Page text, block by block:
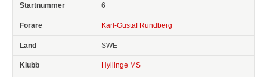
6
Karl-Gustaf Rundberg
SWE
Hyllinge MS